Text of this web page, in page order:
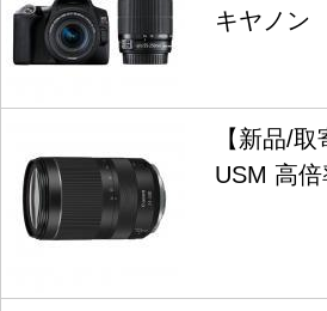
キヤノン
【新品/
USM 高